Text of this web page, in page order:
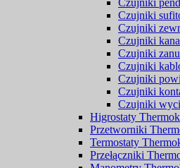
Czujniki
Czujniki
Czujniki
Czujniki
Czujniki
Czujniki
Czujniki
Czujniki
Czujniki
Higrostaty
Przetworniki
Termostaty
Przełączniki